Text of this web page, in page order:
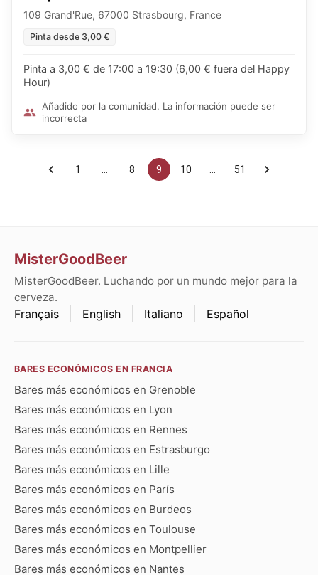
109 Grand'Rue, 67000 Strasbourg, France
Pinta desde 3,00 €
Pinta a 3,00 € de 17:00 a 19:30 (6,00 € fuera del Happy
Hour)
Añadido por la comunidad. La información puede ser
incorrecta
1 8 9 10 51
MisterGoodBeer
MisterGoodBeer. Luchando por un mundo mejor para la
cerveza.
Français English Italiano Español
BARES ECONÓMICOS EN FRANCIA
Bares más económicos en Grenoble
Bares más económicos en Lyon
Bares más económicos en Rennes
Bares más económicos en Estrasburgo
Bares más económicos en Lille
Bares más económicos en París
Bares más económicos en Burdeos
Bares más económicos en Toulouse
Bares más económicos en Montpellier
Bares más económicos en Nantes